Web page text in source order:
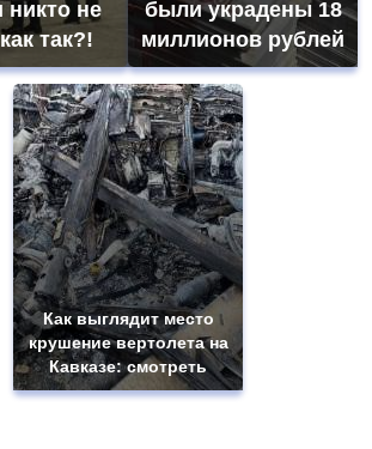
никто не
так?!
были украдены 18
миллионов рублей
Как выглядит место
крушение вертолета на
Кавказе: смотреть